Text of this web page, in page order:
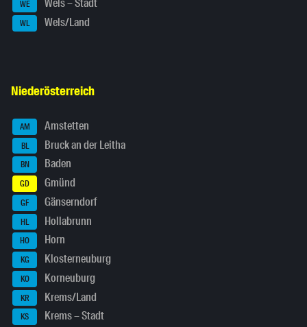
WE Wels – Stadt
WL Wels/Land
Niederösterreich
AM Amstetten
BL Bruck an der Leitha
BN Baden
GD Gmünd
GF Gänserndorf
HL Hollabrunn
HO Horn
KG Klosterneuburg
KO Korneuburg
KR Krems/Land
KS Krems – Stadt